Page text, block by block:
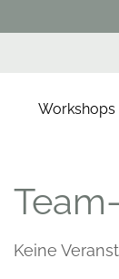
Workshops
Keine